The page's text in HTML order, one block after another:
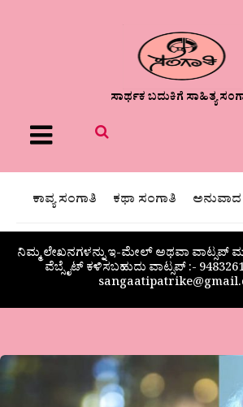
ಸಾರ್ಥಕ ಬದುಕಿಗೆ ಸಾಹಿತ್ಯ
Menu
ಕಾವ್ಯ ಸಂಗಾತಿ ಕಥಾ ಸಂಗಾತಿ
ನಿಮ್ಮ ಲೇಖನಗಳನ್ನು ಇ-ಮೇಲ್ ಅಥವಾ ವಾಟ್ಸಪ್
ವೆಬ್ಸೈಟ್ ಕಳಿಸಬಹುದು ವಾಟ್ಸಪ್‌ :-